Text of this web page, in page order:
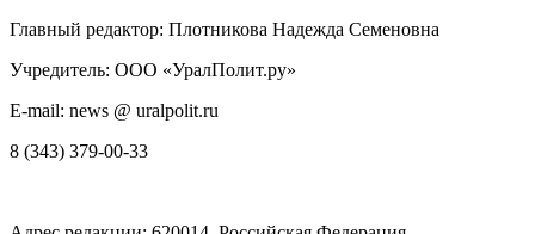
Главный редактор: Плотникова Надежда Семеновна
Учредитель: ООО «УралПолит.ру»
E-mail: news @ uralpolit.ru
8 (343) 379-00-33